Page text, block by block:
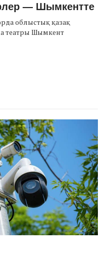
— Шымкентте
облыстық қазақ
театры Шымкент